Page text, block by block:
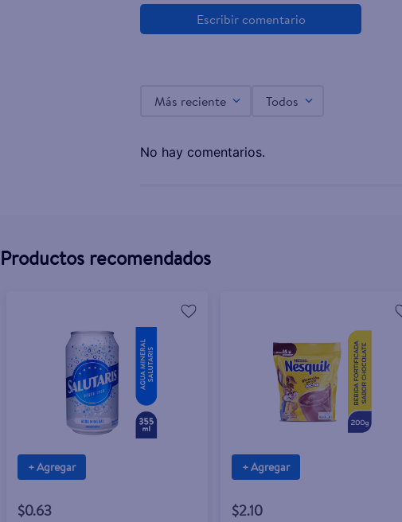
Más reciente Todos
No hay comentarios.
Productos recomendados
+ Agregar
$0.63
+ Agregar
$2.10